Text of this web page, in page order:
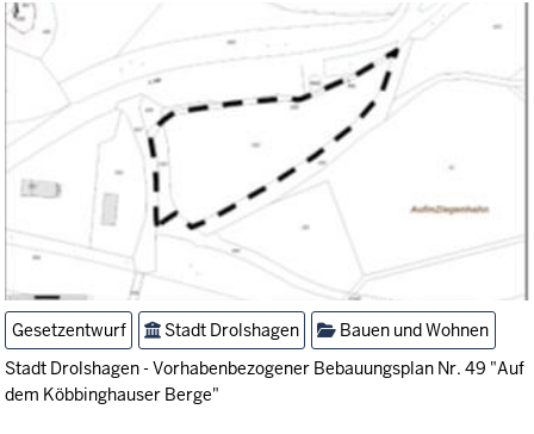
Gesetzentwurf Stadt Drolshagen
Bauen und Wohnen
Stadt Drolshagen - Vorhabenbezogener Bebauungsplan Nr. 49 "Auf
dem Köbbinghauser Berge"